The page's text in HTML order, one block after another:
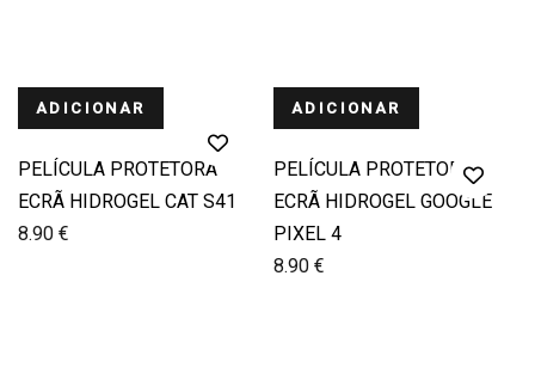
ADICIONAR
PELÍCULA PROTETORA
ECRÃ HIDROGEL CAT S41
8.90 €
ADICIONAR
PELÍCULA PROTETORA
ECRÃ HIDROGEL GOOGLE
PIXEL 4
8.90 €